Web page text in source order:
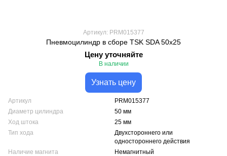
Артикул: PRM015377
Пневмоцилиндр в сборе TSK SDA 50х25
Цену уточняйте
В наличии
Узнать цену
Артикул
PRM015377
Диаметр цилиндра
50 мм
Ход штока
25 мм
Тип хода
Двухстороннего или
одностороннего действия
Наличие магнита
Немагнитный